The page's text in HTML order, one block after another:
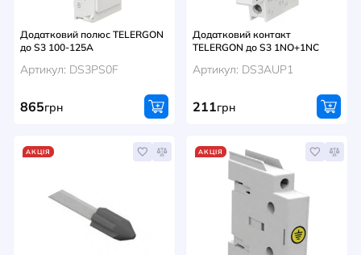
Додатковий полюс TELERGON
до S3 100-125A
Артикул: DS3PS0F
865грн
Додатковий контакт
TELERGON до S3 1NO+1NC
Артикул: DS3AUP1
211грн
АКЦІЯ АКЦІЯ